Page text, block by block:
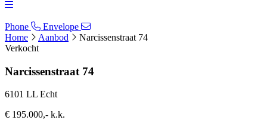
Phone
Envelope
Home
Aanbod
Narcissenstraat 74
Verkocht
Narcissenstraat 74
6101 LL Echt
€ 195.000,- k.k.